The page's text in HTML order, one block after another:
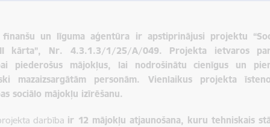
finanšu un līguma aģentūra ir apstiprinājusi projektu
kārta”, Nr. 4.3.1.3/1/25/A/049. Projekta ietvaros
piederošus mājokļus, lai nodrošinātu cienīgus un
mazaizsargātām personām. Vienlaikus projekta
sociālo mājokļu izīrēšanu.
darbība ir 12 mājokļu atjaunošana, kuru tehniskais